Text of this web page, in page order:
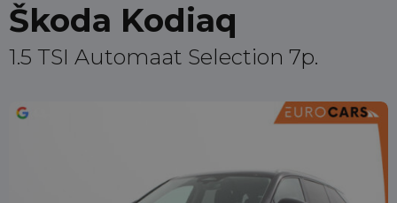
Škoda Kodiaq
1.5 TSI Automaat Selection 7p.